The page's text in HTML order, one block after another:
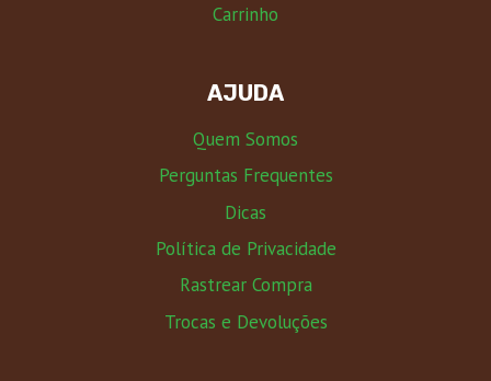
Carrinho
AJUDA
Quem Somos
Perguntas Frequentes
Dicas
Política de Privacidade
Rastrear Compra
Trocas e Devoluções